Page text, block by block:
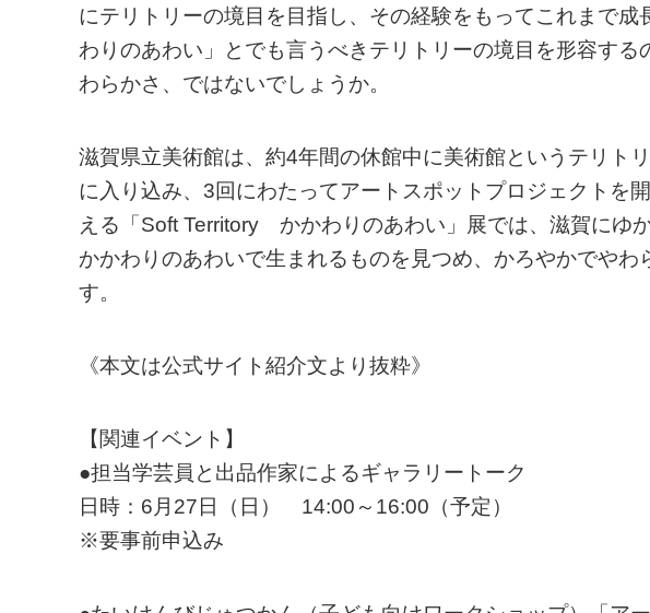
にテリトリーの境目を目指し、その経験をもってこれまで
わりのあわい」とでも言うべきテリトリーの境目を形容す
わらかさ、ではないでしょうか。
滋賀県立美術館は、約4年間の休館中に美術館というテリト
に入り込み、3回にわたってアートスポットプロジェクトを
える「Soft Territory かかわりのあわい」展では、滋賀にゆ
かかわりのあわいで生まれるものを見つめ、かろやかでやわ
す。
《本文は公式サイト紹介文より抜粋》
【関連イベント】
●担当学芸員と出品作家によるギャラリートーク
日時：6月27日（日） 14:00～16:00（予定）
※要事前申込み